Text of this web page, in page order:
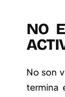
NO
No son
termina